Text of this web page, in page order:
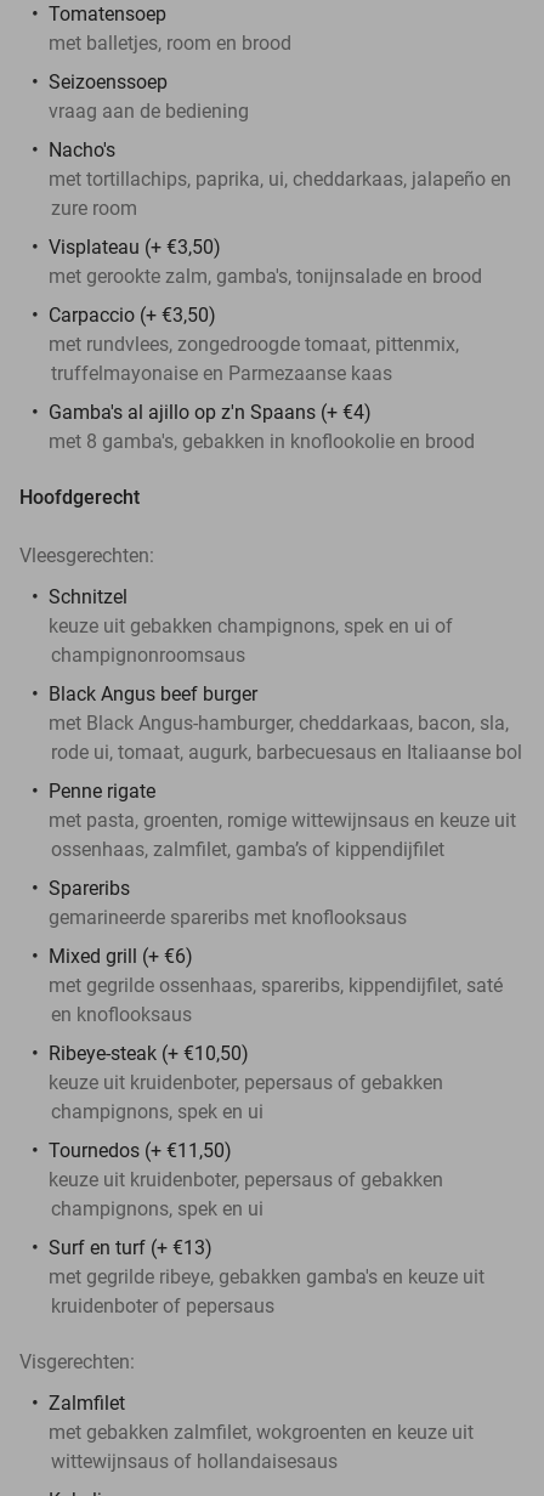
Tomatensoep
met balletjes, room en brood
Seizoenssoep
vraag aan de bediening
Nacho's
met tortillachips, paprika, ui, cheddarkaas, jalapeño en
zure room
Visplateau (+ €3,50)
met gerookte zalm, gamba's, tonijnsalade en brood
Carpaccio (+ €3,50)
met rundvlees, zongedroogde tomaat, pittenmix,
truffelmayonaise en Parmezaanse kaas
Gamba's al ajillo op z'n Spaans (+ €4)
met 8 gamba's, gebakken in knoflookolie en brood
Hoofdgerecht
Vleesgerechten:
Schnitzel
keuze uit gebakken champignons, spek en ui of
champignonroomsaus
Black Angus beef burger
met Black Angus-hamburger, cheddarkaas, bacon, sla,
rode ui, tomaat, augurk, barbecuesaus en Italiaanse bol
Penne rigate
met pasta, groenten, romige wittewijnsaus en keuze uit
ossenhaas, zalmfilet, gamba’s of kippendijfilet
Spareribs
gemarineerde spareribs met knoflooksaus
Mixed grill (+ €6)
met gegrilde ossenhaas, spareribs, kippendijfilet, saté
en knoflooksaus
Ribeye-steak (+ €10,50)
keuze uit kruidenboter, pepersaus of gebakken
champignons, spek en ui
Tournedos (+ €11,50)
keuze uit kruidenboter, pepersaus of gebakken
champignons, spek en ui
Surf en turf (+ €13)
met gegrilde ribeye, gebakken gamba's en keuze uit
kruidenboter of pepersaus
Visgerechten:
Zalmfilet
met gebakken zalmfilet, wokgroenten en keuze uit
wittewijnsaus of hollandaisesaus